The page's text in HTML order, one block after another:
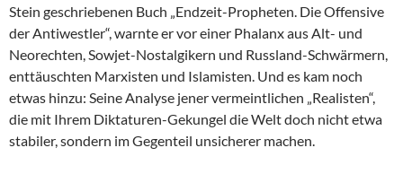
Stein geschriebenen Buch „Endzeit-Propheten. Die Offensive
der Antiwestler“, warnte er vor einer Phalanx aus Alt- und
Neorechten, Sowjet-Nostalgikern und Russland-Schwärmern,
enttäuschten Marxisten und Islamisten. Und es kam noch
etwas hinzu: Seine Analyse jener vermeintlichen „Realisten“,
die mit Ihrem Diktaturen-Gekungel die Welt doch nicht etwa
stabiler, sondern im Gegenteil unsicherer machen.